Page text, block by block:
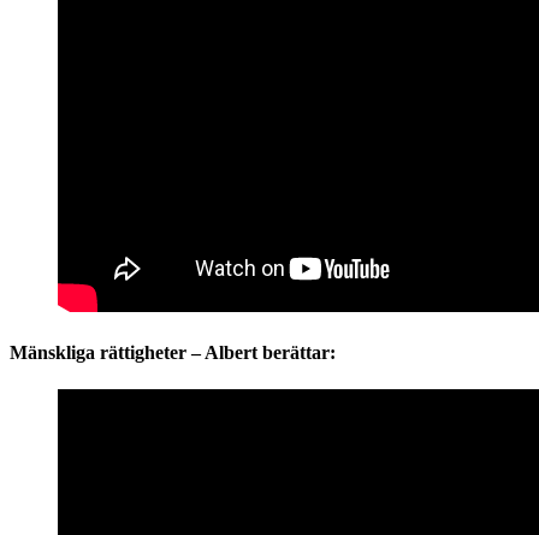
Mänskliga rättigheter – Albert berättar: